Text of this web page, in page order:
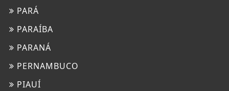
PARÁ
PARAÍBA
PARANÁ
PERNAMBUCO
PIAUÍ